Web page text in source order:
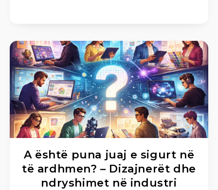
A është puna juaj e sigurt në
të ardhmen? – Dizajnerët dhe
ndryshimet në industri